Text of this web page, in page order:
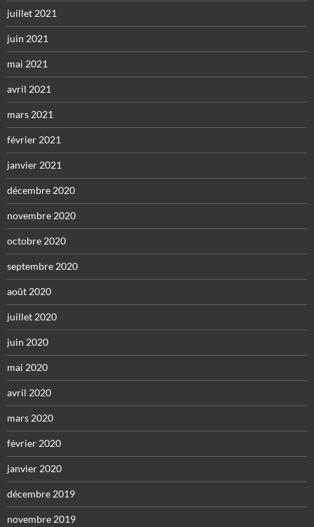
juillet 2021
juin 2021
mai 2021
avril 2021
mars 2021
février 2021
janvier 2021
décembre 2020
novembre 2020
octobre 2020
septembre 2020
août 2020
juillet 2020
juin 2020
mai 2020
avril 2020
mars 2020
février 2020
janvier 2020
décembre 2019
novembre 2019